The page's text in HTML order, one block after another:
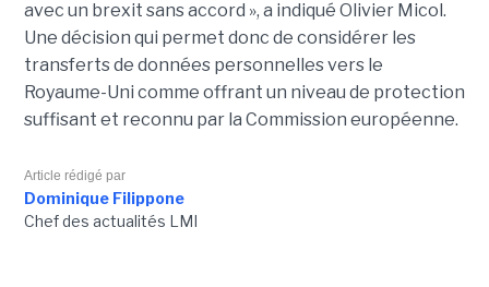
avec un brexit sans accord », a indiqué Olivier Micol.
Une décision qui permet donc de considérer les
transferts de données personnelles vers le
Royaume-Uni comme offrant un niveau de protection
suffisant et reconnu par la Commission européenne.
Article rédigé par
Dominique Filippone
Chef des actualités LMI